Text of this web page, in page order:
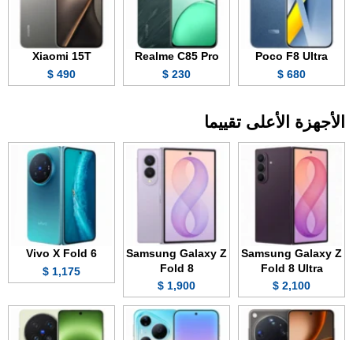
Poco F8 Ultra
680 $
Realme C85 Pro
230 $
Xiaomi 15T
490 $
الأجهزة الأعلى تقييما
Samsung Galaxy Z
Fold 8 Ultra
2,100 $
Samsung Galaxy Z
Fold 8
1,900 $
Vivo X Fold 6
1,175 $